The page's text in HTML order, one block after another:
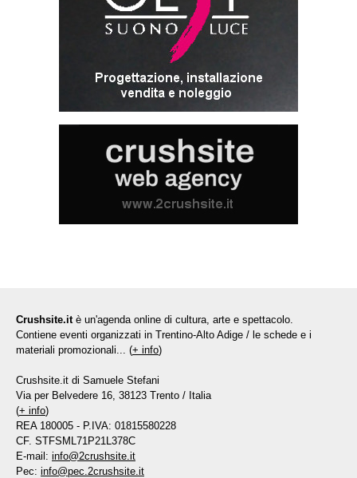
Crushsite.it è un'agenda online di cultura, arte e spettacolo.
Contiene eventi organizzati in Trentino-Alto Adige / le schede e i
materiali promozionali... (+ info)
Crushsite.it di Samuele Stefani
Via per Belvedere 16, 38123 Trento / Italia
(+ info)
REA 180005 - P.IVA: 01815580228
CF. STFSML71P21L378C
E-mail: info@2crushsite.it
Pec: info@pec.2crushsite.it